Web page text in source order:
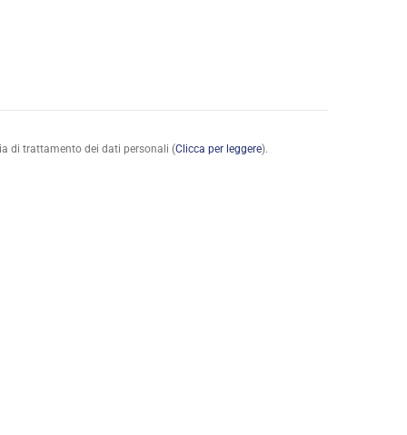
di trattamento dei dati personali (Clicca per leggere).